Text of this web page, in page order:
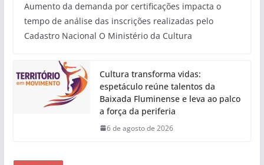
Aumento da demanda por certificações impacta o
tempo de análise das inscrições realizadas pelo
Cadastro Nacional O Ministério da Cultura
Cultura transforma vidas:
espetáculo reúne talentos da
Baixada Fluminense e leva ao palco
a força da periferia
6 de agosto de 2026